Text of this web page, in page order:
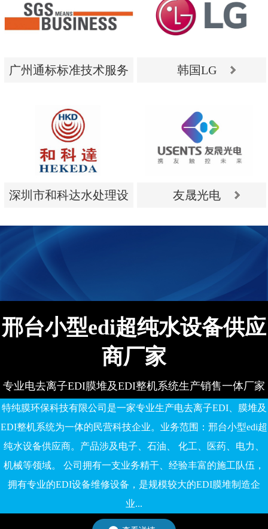
广州通标标准技术服务
广州通标标准技术服务
有限公司
韩国LG
韩国LG
深圳市和科达水处理设
深圳市和科达水处理设
备有限公司
友晟光电
邢台小型edi超纯水设备供应
商厂家
专业电去离子EDI膜堆及EDI整机系统生产销售一体厂家
特纯膜环保科技有限公司是一家专业生产电去离子EDI、膜堆及
EDI整机系统为一体的民营科技企业。业务范围：邢台小型edi超
纯水设备供应商。产品涉及电子、石油、 化工、医药、电力、
机械等领域。 公司拥有一支业务精干、经验丰富的施工队伍，
拥有专业的EDI设备维修设备，是规模较大的EDI膜堆制造企
业...